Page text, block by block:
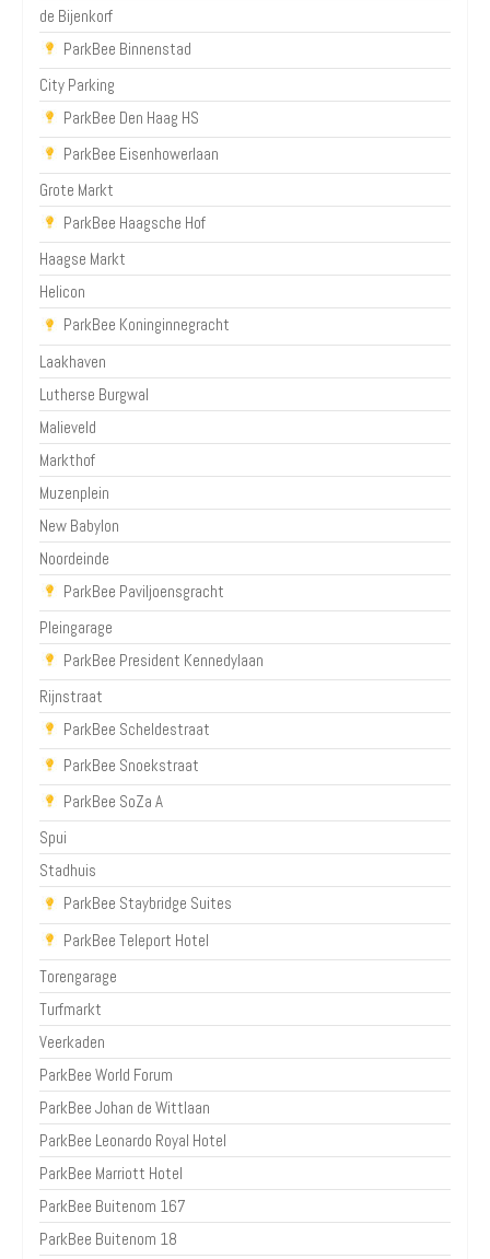
de Bijenkorf
ParkBee Binnenstad
City Parking
ParkBee Den Haag HS
ParkBee Eisenhowerlaan
Grote Markt
ParkBee Haagsche Hof
Haagse Markt
Helicon
ParkBee Koninginnegracht
Laakhaven
Lutherse Burgwal
Malieveld
Markthof
Muzenplein
New Babylon
Noordeinde
ParkBee Paviljoensgracht
Pleingarage
ParkBee President Kennedylaan
Rijnstraat
ParkBee Scheldestraat
ParkBee Snoekstraat
ParkBee SoZa A
Spui
Stadhuis
ParkBee Staybridge Suites
ParkBee Teleport Hotel
Torengarage
Turfmarkt
Veerkaden
ParkBee World Forum
ParkBee Johan de Wittlaan
ParkBee Leonardo Royal Hotel
ParkBee Marriott Hotel
ParkBee Buitenom 167
ParkBee Buitenom 18